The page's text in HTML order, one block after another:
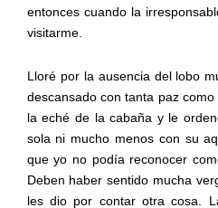
entonces cuando la
visitarme.
Lloré por la ausencia del lobo
descansado con tanta paz
la eché de la cabaña y le
sola ni mucho menos con su
que yo no podía reconocer
Deben haber sentido mucha
les dio por contar otra cosa.